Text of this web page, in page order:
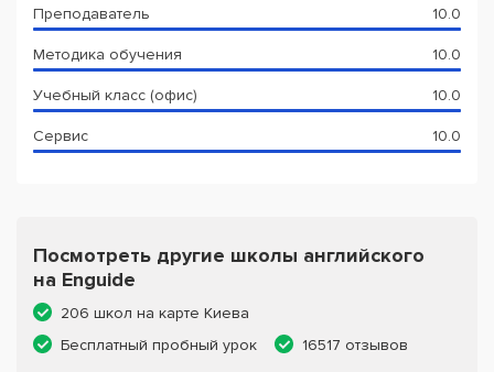
Преподаватель 10.0
Методика обучения 10.0
Учебный класс (офис) 10.0
Сервис 10.0
Посмотреть другие школы английского
на Enguide
206 школ на карте Киева
Бесплатный пробный урок
16517 отзывов